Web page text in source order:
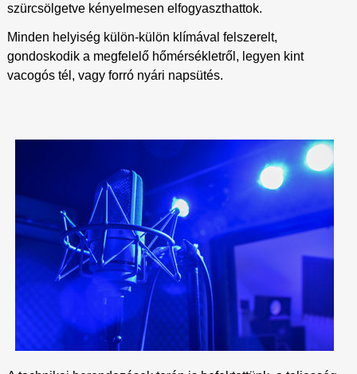
szürcsölgetve kényelmesen elfogyaszthattok.
Minden helyiség külön-külön klímával felszerelt,
gondoskodik a megfelelő hőmérsékletről, legyen kint
vacogós tél, vagy forró nyári napsütés.